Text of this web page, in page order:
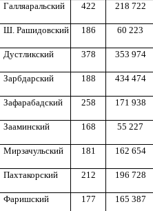
Галляаральский 422 218 722
Ш. Рашидовский 186 60 223
Дустликский 378 353 974
Зарбдарский 188 434 474
Зафарабадский 258 171 938
Зааминский 168 55 227
Мирзачульский 181 162 654
Пахтакорский 212 196 728
Фаришский 177 165 387